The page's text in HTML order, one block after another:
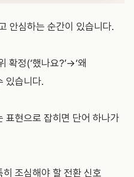
안심하는 순간이 있습니다.
확정(‘했나요?’→‘왜
있습니다.
표현으로 잡히면 단어 하나가
조심해야 할 전환 신호